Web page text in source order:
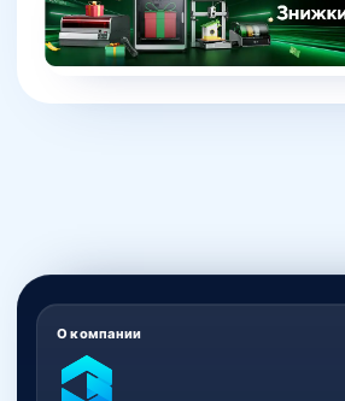
О компании